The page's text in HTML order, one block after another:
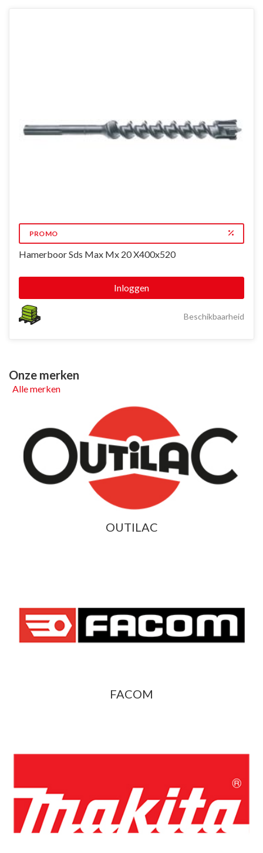
PROMO
Hamerboor Sds Max Mx 20 X400x520
Inloggen
Beschikbaarheid
Onze merken
Alle merken
OUTILAC
FACOM